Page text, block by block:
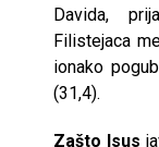
Davida,
Filistejaca
ionako
(31,4).
Zašto Isus